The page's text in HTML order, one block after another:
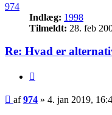
974
Indlæg: 1998
Tilmeldt: 28. feb
Re: Hvad er
Indlæg
af974 » 4. jan 2019,